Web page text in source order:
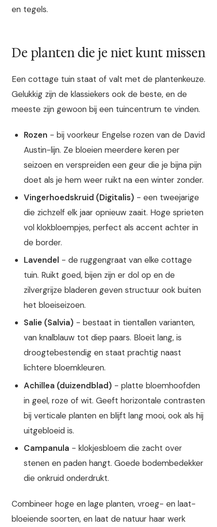
en tegels.
De planten die je niet kunt missen
Een cottage tuin staat of valt met de plantenkeuze.
Gelukkig zijn de klassiekers ook de beste, en de
meeste zijn gewoon bij een tuincentrum te vinden.
Rozen - bij voorkeur Engelse rozen van de David
Austin-lijn. Ze bloeien meerdere keren per
seizoen en verspreiden een geur die je bijna pijn
doet als je hem weer ruikt na een winter zonder.
Vingerhoedskruid (Digitalis) - een tweejarige
die zichzelf elk jaar opnieuw zaait. Hoge sprieten
vol klokbloempjes, perfect als accent achter in
de border.
Lavendel - de ruggengraat van elke cottage
tuin. Ruikt goed, bijen zijn er dol op en de
zilvergrijze bladeren geven structuur ook buiten
het bloeiseizoen.
Salie (Salvia) - bestaat in tientallen varianten,
van knalblauw tot diep paars. Bloeit lang, is
droogtebestendig en staat prachtig naast
lichtere bloemkleuren.
Achillea (duizendblad) - platte bloemhoofden
in geel, roze of wit. Geeft horizontale contrasten
bij verticale planten en blijft lang mooi, ook als hij
uitgebloeid is.
Campanula - klokjesbloem die zacht over
stenen en paden hangt. Goede bodembedekker
die onkruid onderdrukt.
Combineer hoge en lage planten, vroeg- en laat-
bloeiende soorten, en laat de natuur haar werk